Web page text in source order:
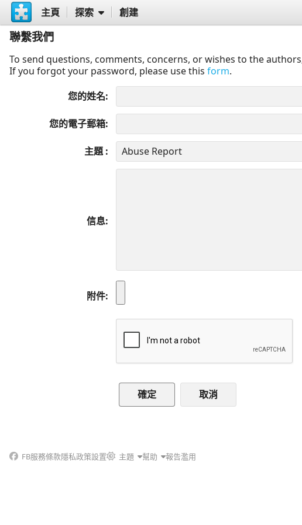
主頁 探索 創建
聯繫我們
To send questions, comments, concerns, or wishes to the
If you forgot your password, please use this form.
您的姓名
您的電子郵箱
主題
信息
附件
取消
FB服務條款隱私政策設置 主題 幫助 報告濫用